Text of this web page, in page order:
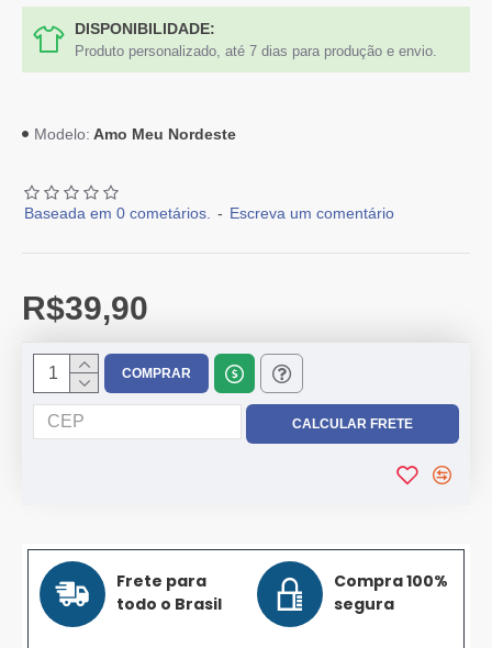
DISPONIBILIDADE:
Produto personalizado, até 7 dias para produção e envio.
Modelo: Amo Meu Nordeste
Baseada em 0 cometários. - Escreva um comentário
R$39,90
COMPRAR
Frete para
todo o Brasil
Compra 100%
segura